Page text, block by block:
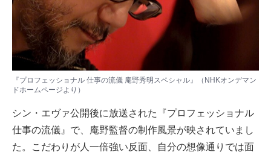
『プロフェッショナル 仕事の流儀 庵野秀明スペシャル』（NHKオンデマン
ドホームページより）
シン・エヴァ公開後に放送された『プロフェッショナル
仕事の流儀』で、庵野監督の制作風景が映されていまし
た。こだわりが人一倍強い反面、自分の想像通りでは面